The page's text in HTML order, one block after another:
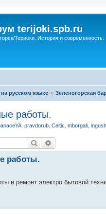
terijoki.spb.ru
Териоки. История и современность.
русском языке Зеленогорская
работы.
pravdorub Celtic mborgali
Поиск
работы.
и ремонт электро бытовой